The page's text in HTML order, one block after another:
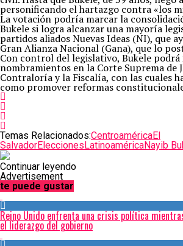
personificando el hartazgo contra «los
La votación podría marcar la
Bukele si logra alcanzar una mayoría
partidos aliados Nuevas Ideas (NI), que
Gran Alianza Nacional (Gana), que lo
Con control del legislativo, Bukele
nombramientos en la Corte Suprema de
Contraloría y la Fiscalía, con las cuales
como promover reformas
Temas Relacionados:CentroaméricaEl
SalvadorEleccionesLatinoaméricaNayib
Continuar leyendo
Advertisement
te puede gustar
Reino Unido enfrenta una crisis política
el liderazgo del gobierno